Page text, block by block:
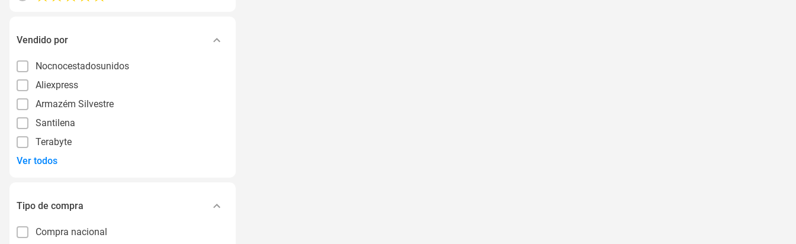
Vendido por
Nocnocestadosunidos
Aliexpress
Armazém Silvestre
Santilena
Terabyte
Ver todos
Tipo de compra
Compra nacional